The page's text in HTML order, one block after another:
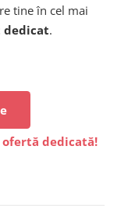
tine în cel mai
dedicat.
ofertă dedicată!